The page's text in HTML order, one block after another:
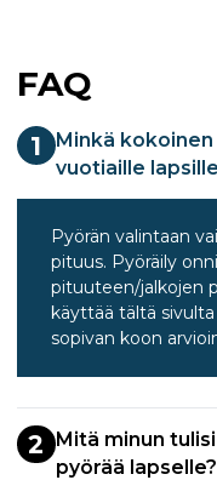
FAQ
1
Minkä kokoinen
vuotiaille
Pyörän valintaan
pituus. Pyöräily
pituuteen/jalkojen
käyttää tältä
sopivan koon
2 Mitä minun
pyörää lapselle?